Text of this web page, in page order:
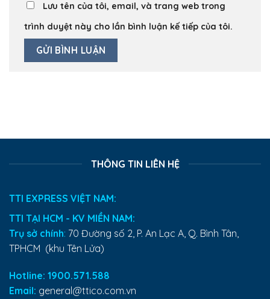
Lưu tên của tôi, email, và trang web trong
trình duyệt này cho lần bình luận kế tiếp của tôi.
THÔNG TIN LIÊN HỆ
TTI EXPRESS VIỆT NAM:
TTI TẠI HCM - KV MIỀN NAM:
Trụ sở chính: 70 Đường số 2, P. An Lạc A, Q. Bình Tân,
TPHCM (khu Tên Lửa)
Hotline: 1900.571.588
Email: general@ttico.com.vn